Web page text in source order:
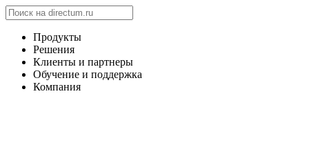
Продукты
Решения
Клиенты и партнеры
Обучение и поддержка
Компания